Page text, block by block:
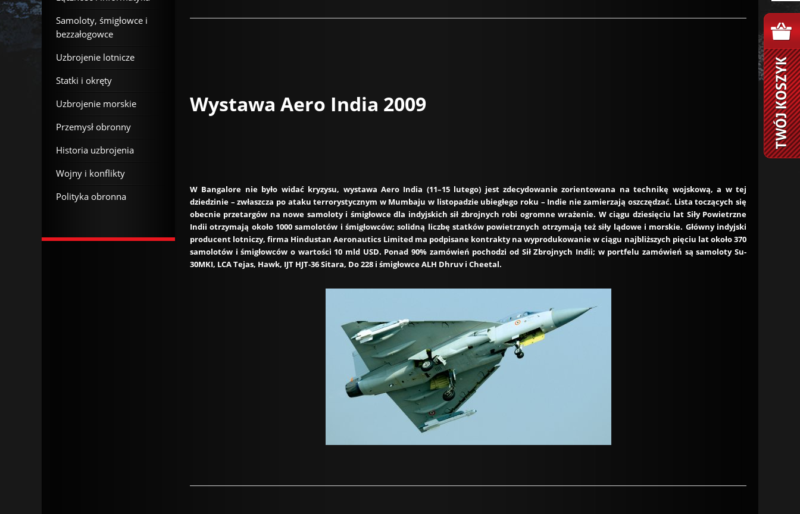
Wystawa Aero India 2009
W Bangalore nie było widać kryzysu, wystawa Aero India (11–15 lutego) jest zdecydowanie zorientowana na technikę wojskową, a w tej
dziedzinie – zwłaszcza po ataku terrorystycznym w Mumbaju w listopadzie ubiegłego roku – Indie nie zamierzają oszczędzać. Lista toczących się
obecnie przetargów na nowe samoloty i śmigłowce dla indyjskich sił zbrojnych robi ogromne wrażenie. W ciągu dziesięciu lat Siły Powietrzne
Indii otrzymają około 1000 samolotów i śmigłowców; solidną liczbę statków powietrznych otrzymają też siły lądowe i morskie. Główny indyjski
producent lotniczy, firma Hindustan Aeronautics Limited ma podpisane kontrakty na wyprodukowanie w ciągu najbliższych pięciu lat około 370
samolotów i śmigłowców o wartości 10 mld USD. Ponad 90% zamówień pochodzi od Sił Zbrojnych Indii; w portfelu zamówień są samoloty Su-
30MKI, LCA Tejas, Hawk, IJT HJT-36 Sitara, Do 228 i śmigłowce ALH Dhruv i Cheetal.
Samoloty, śmigłowce i
bezzałogowce
Uzbrojenie lotnicze
Statki i okręty
Uzbrojenie morskie
Przemysł obronny
Historia uzbrojenia
Wojny i konflikty
Polityka obronna